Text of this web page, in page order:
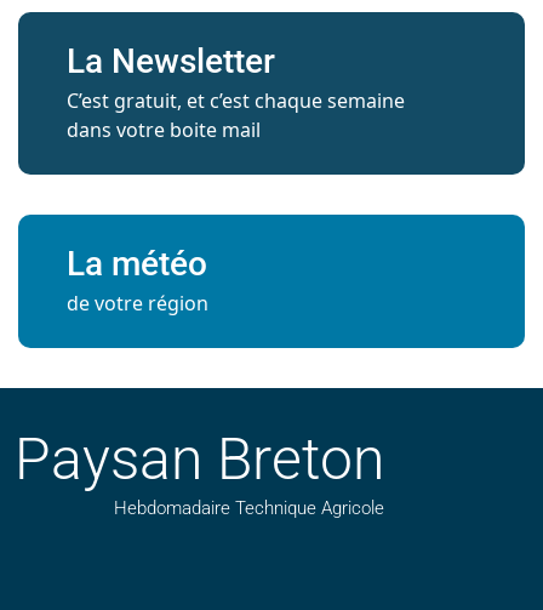
La Newsletter
C’est gratuit, et c’est chaque semaine
dans votre boite mail
La météo
de votre région
Paysan Breton
Hebdomadaire Technique Agricole